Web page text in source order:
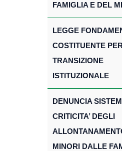
FAMIGLIA E DEL
LEGGE
COSTITUENTE
TRANSIZIONE
ISTITUZIONALE
DENUNCIA
CRITICITA’ DEGLI
MINORI DALLE